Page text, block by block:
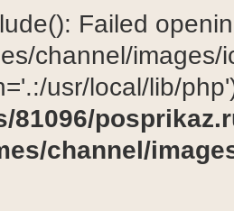
Failed
channel/images/
usr/local/lib/
81096/
channel/